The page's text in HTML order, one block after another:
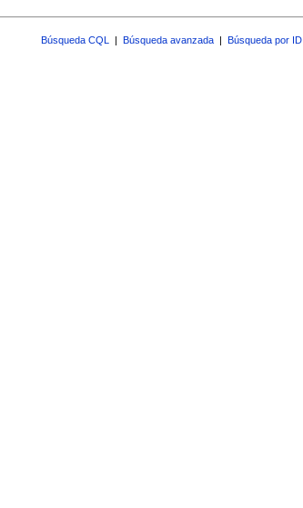
Búsqueda CQL | Búsqueda avanzada | Búsqueda por ID